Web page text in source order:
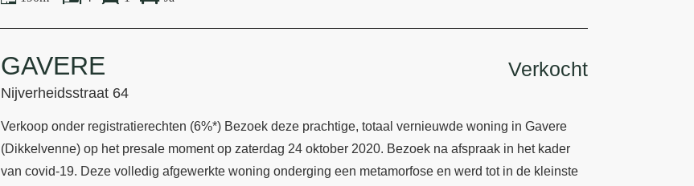
GAVERE
Nijverheidsstraat 64
Verkocht
Verkoop onder registratierechten (6%*) Bezoek deze prachtige, totaal vernieuwde woning in Gavere
(Dikkelvenne) op het presale moment op zaterdag 24 oktober 2020. Bezoek na afspraak in het kader
van covid-19. Deze volledig afgewerkte woning onderging een metamorfose en werd tot in de kleinste